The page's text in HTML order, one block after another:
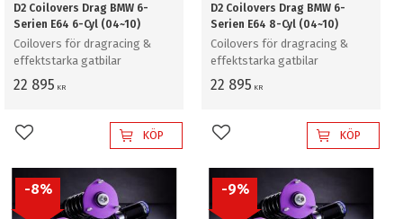
D2 Coilovers Drag BMW 6-
Serien E64 6-Cyl (04~10)
Coilovers för dragracing &
effektstarka gatbilar
22 895 KR
Lägg till i favoriterKÖP
D2 Coilovers Drag BMW 6-
Serien E64 8-Cyl (04~10)
Coilovers för dragracing &
effektstarka gatbilar
22 895 KR
Lägg till i favoriterKÖP
8% 9%